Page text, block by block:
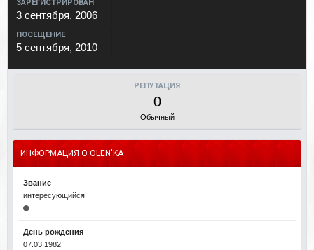
ЗАРЕГИСТРИРОВАН
3 сентября, 2006
ПОСЕЩЕНИЕ
5 сентября, 2010
РЕПУТАЦИЯ
0
Обычный
ИНФОРМАЦИЯ О OLEN'KA
Звание
интересующийся
День рождения
07.03.1982